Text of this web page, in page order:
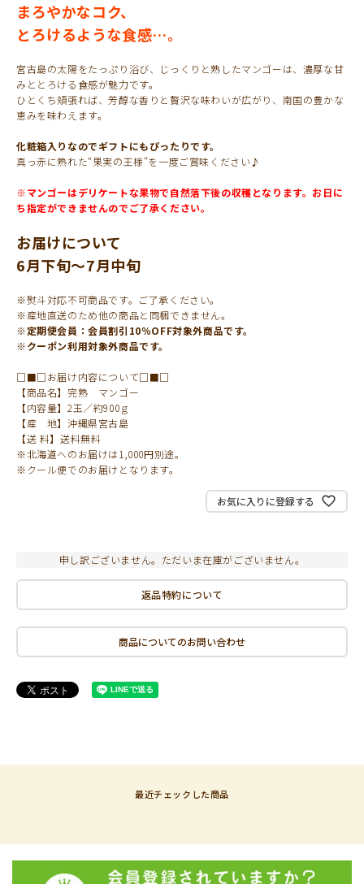
まろやかなコク、
とろけるような食感…。
宮古島の太陽をたっぷり浴び、じっくりと熟したマンゴーは、濃厚な甘
みととろける食感が魅力です。
ひとくち頬張れば、芳醇な香りと贅沢な味わいが広がり、南国の豊かな
恵みを味わえます。
化粧箱入りなのでギフトにもぴったりです。
真っ赤に熟れた“果実の王様”を一度ご賞味ください♪
※マンゴーはデリケートな果物で自然落下後の収穫となります。お日に
ち指定ができませんのでご了承ください。
お届けについて
6月下旬～7月中旬
※熨斗対応不可商品です。ご了承ください。
※産地直送のため他の商品と同梱できません。
※定期便会員：会員割引10％OFF対象外商品です。
※クーポン利用対象外商品です。
□■□お届け内容について□■□
【商品名】完熟 マンゴー
【内容量】2玉／約900ｇ
【産 地】沖縄県宮古島
【送 料】送料無料
※北海道へのお届けは1,000円別途。
※クール便でのお届けとなります。
お気に入りに登録する
申し訳ございません。ただいま在庫がございません。
返品特約について
商品についてのお問い合わせ
最近チェックした商品